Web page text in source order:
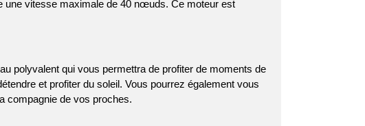
une vitesse maximale de 40 nœuds. Ce moteur est
polyvalent qui vous permettra de profiter de moments de
et profiter du soleil. Vous pourrez également vous
compagnie de vos proches.